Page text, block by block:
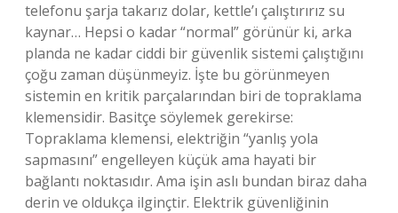
telefonu şarja takarız dolar, kettle’ı çalıştırırız su
kaynar… Hepsi o kadar “normal” görünür ki, arka
planda ne kadar ciddi bir güvenlik sistemi çalıştığını
çoğu zaman düşünmeyiz. İşte bu görünmeyen
sistemin en kritik parçalarından biri de topraklama
klemensidir. Basitçe söylemek gerekirse:
Topraklama klemensi, elektriğin “yanlış yola
sapmasını” engelleyen küçük ama hayati bir
bağlantı noktasıdır. Ama işin aslı bundan biraz daha
derin ve oldukça ilginçtir. Elektrik güvenliğinin